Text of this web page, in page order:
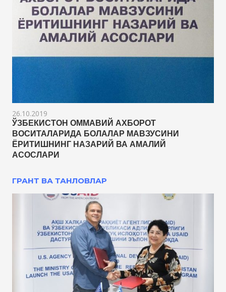
26.10.2019
ЎЗБЕКИСТОН ОММАВИЙ АХБОРОТ
ВОСИТАЛАРИДА БОЛАЛАР МАВЗУСИНИ
ЁРИТИШНИНГ НАЗАРИЙ ВА АМАЛИЙ
АСОСЛАРИ
ГРАНТ ВА ТАНЛОВЛАР